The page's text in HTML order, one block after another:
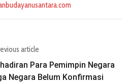
article
Para Pemimpin Negara
Negara Belum Konfirmasi